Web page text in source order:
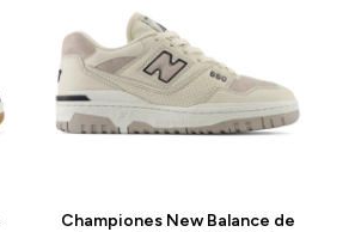
Championes New Balance de